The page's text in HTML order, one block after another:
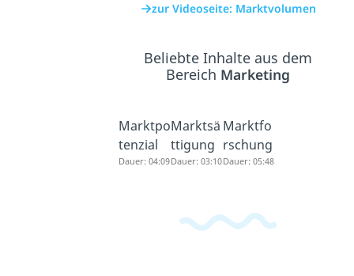
zur Videoseite: Marktvolumen
Beliebte Inhalte aus dem
Bereich Marketing
Marktpo
tenzial
Dauer: 04:09
Marktsä
ttigung
Dauer: 03:10
Marktfo
rschung
Dauer: 05:48